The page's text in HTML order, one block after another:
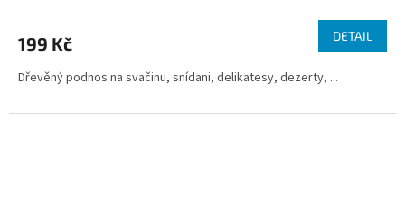
199 Kč DETAIL
Dřevěný podnos na svačinu, snídani, delikatesy, dezerty, ...